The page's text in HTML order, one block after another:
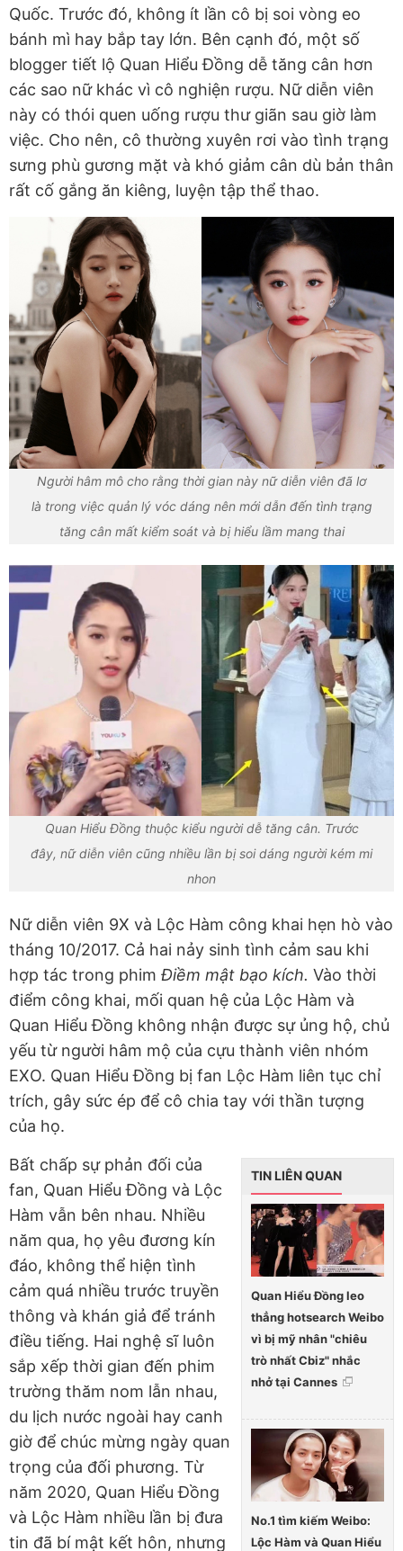
Quốc. Trước đó, không ít lần cô bị soi vòng eo
bánh mì hay bắp tay lớn. Bên cạnh đó, một số
blogger tiết lộ Quan Hiểu Đồng dễ tăng cân hơn
các sao nữ khác vì cô nghiện rượu. Nữ diễn viên
này có thói quen uống rượu thư giãn sau giờ làm
việc. Cho nên, cô thường xuyên rơi vào tình trạng
sưng phù gương mặt và khó giảm cân dù bản thân
rất cố gắng ăn kiêng, luyện tập thể thao.
Người hâm mô cho rằng thời gian này nữ diễn viên đã lơ
là trong việc quản lý vóc dáng nên mới dẫn đến tình trạng
tăng cân mất kiểm soát và bị hiểu lầm mang thai
Quan Hiểu Đồng thuộc kiểu người dễ tăng cân. Trước
đây, nữ diễn viên cũng nhiều lần bị soi dáng người kém mi
nhon
Nữ diễn viên 9X và Lộc Hàm công khai hẹn hò vào
tháng 10/2017. Cả hai nảy sinh tình cảm sau khi
hợp tác trong phim Điềm mật bạo kích. Vào thời
điểm công khai, mối quan hệ của Lộc Hàm và
Quan Hiểu Đồng không nhận được sự ủng hộ, chủ
yếu từ người hâm mộ của cựu thành viên nhóm
EXO. Quan Hiểu Đồng bị fan Lộc Hàm liên tục chỉ
trích, gây sức ép để cô chia tay với thần tượng
của họ.
TIN LIÊN QUAN
Quan Hiểu Đồng leo
thẳng hotsearch Weibo
vì bị mỹ nhân "chiêu
trò nhất Cbiz" nhắc
nhở tại Cannes
No.1 tìm kiếm Weibo:
Lộc Hàm và Quan Hiểu
Bất chấp sự phản đối của
fan, Quan Hiểu Đồng và Lộc
Hàm vẫn bên nhau. Nhiều
năm qua, họ yêu đương kín
đáo, không thể hiện tình
cảm quá nhiều trước truyền
thông và khán giả để tránh
điều tiếng. Hai nghệ sĩ luôn
sắp xếp thời gian đến phim
trường thăm nom lẫn nhau,
du lịch nước ngoài hay canh
giờ để chúc mừng ngày quan
trọng của đối phương. Từ
năm 2020, Quan Hiểu Đồng
và Lộc Hàm nhiều lần bị đưa
tin đã bí mật kết hôn, nhưng